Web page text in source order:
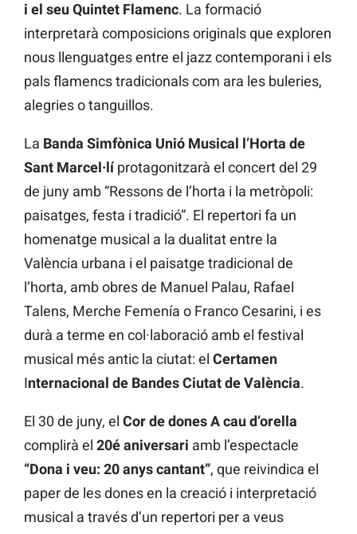
i el seu Quintet Flamenc. La formació
interpretarà composicions originals que exploren
nous llenguatges entre el jazz contemporani i els
pals flamencs tradicionals com ara les buleries,
alegries o tanguillos.
La Banda Simfònica Unió Musical l’Horta de
Sant Marcel·líprotagonitzarà el concert del 29
de juny amb “Ressons de l’horta i la metròpoli:
paisatges, festa i tradició”. El repertori fa un
homenatge musical a la dualitat entre la
València urbana i el paisatge tradicional de
l’horta, amb obres de Manuel Palau, Rafael
Talens, Merche Femenía o Franco Cesarini, i es
durà a terme en col·laboració amb el festival
musical més antic la ciutat: el Certamen
Internacional de Bandes Ciutat de València.
El 30 de juny, el Cor de dones A cau d’orella
complirà el 20é aniversari amb l’espectacle
“Dona i veu: 20 anys cantant”, que reivindica el
paper de les dones en la creació i interpretació
musical a través d’un repertori per a veus